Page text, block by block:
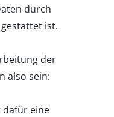
durch
ist.
der
also sein:
dafür eine